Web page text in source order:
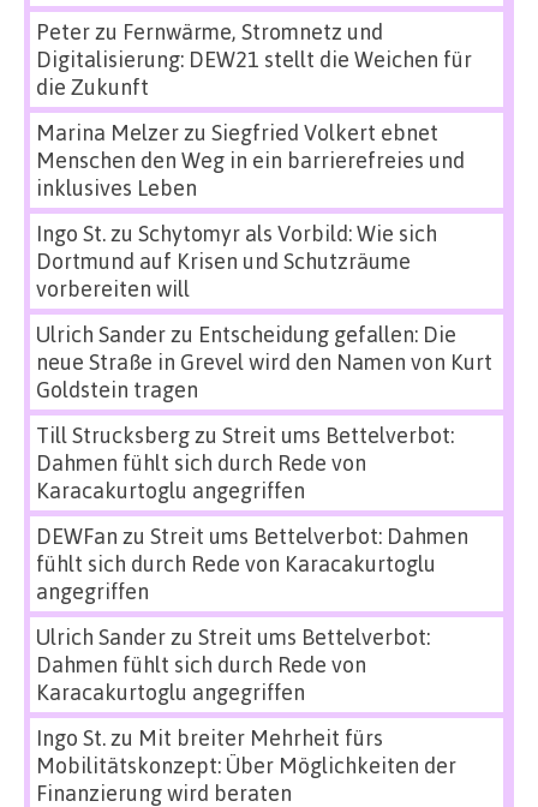
Peterzu Fernwärme, Stromnetz und
Digitalisierung: DEW21 stellt die Weichen für
die Zukunft
Marina Melzerzu Siegfried Volkert ebnet
Menschen den Weg in ein barrierefreies und
inklusives Leben
Ingo St.zu Schytomyr als Vorbild: Wie sich
Dortmund auf Krisen und Schutzräume
vorbereiten will
Ulrich Sanderzu Entscheidung gefallen: Die
neue Straße in Grevel wird den Namen von Kurt
Goldstein tragen
Till Strucksbergzu Streit ums Bettelverbot:
Dahmen fühlt sich durch Rede von
Karacakurtoglu angegriffen
DEWFan zu Streit ums Bettelverbot: Dahmen
fühlt sich durch Rede von Karacakurtoglu
angegriffen
Ulrich Sanderzu Streit ums Bettelverbot:
Dahmen fühlt sich durch Rede von
Karacakurtoglu angegriffen
Ingo St.zu Mit breiter Mehrheit fürs
Mobilitätskonzept: Über Möglichkeiten der
Finanzierung wird beraten